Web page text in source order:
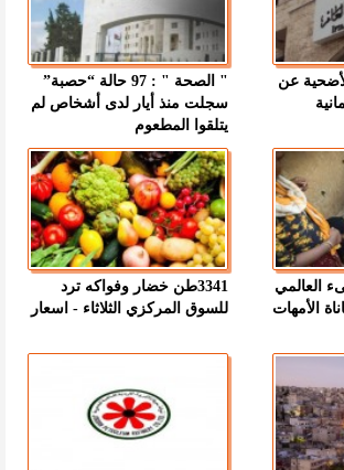
عن
" الصحة " : 97 حالة “حصبة”
سجلت منذ أيار لدى أشخاص لم
يتلقوا المطعوم
العالمي
الأمهات
3341طن خضار وفواكه ترد
للسوق المركزي الثلاثاء - اسعار